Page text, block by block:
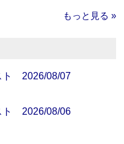
もっと見る »
ト 2026/08/07
ト 2026/08/06